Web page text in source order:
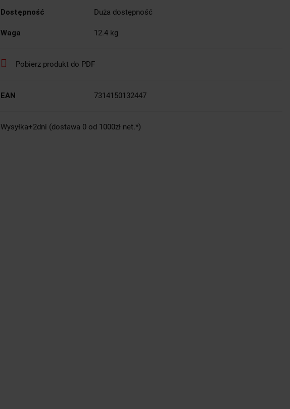
Dostępność Duża dostępność
Waga 12.4 kg
Pobierz produkt do PDF
EAN 7314150132447
Wysyłka+2dni (dostawa 0 od 1000zł net.*)